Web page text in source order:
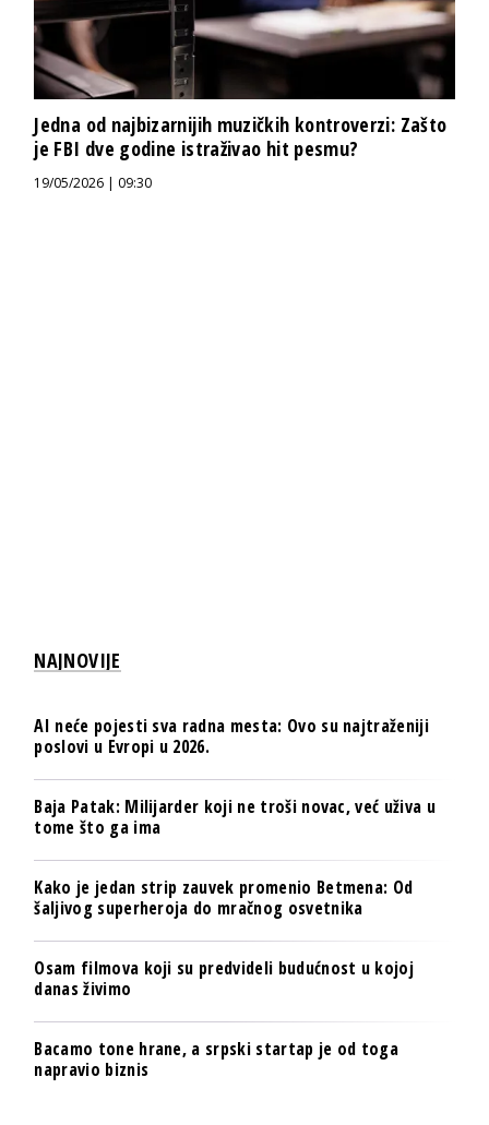
Jedna od najbizarnijih muzičkih kontroverzi: Zašto
je FBI dve godine istraživao hit pesmu?
19/05/2026 | 09:30
NAJNOVIJE
AI neće pojesti sva radna mesta: Ovo su najtraženiji
poslovi u Evropi u 2026.
Baja Patak: Milijarder koji ne troši novac, već uživa u
tome što ga ima
Kako je jedan strip zauvek promenio Betmena: Od
šaljivog superheroja do mračnog osvetnika
Osam filmova koji su predvideli budućnost u kojoj
danas živimo
Bacamo tone hrane, a srpski startap je od toga
napravio biznis